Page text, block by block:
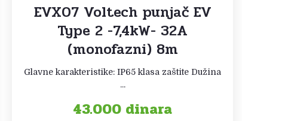
EVX07 Voltech punjač EV
Type 2 -7,4kW- 32A
(monofazni) 8m
Glavne karakteristike: IP65 klasa zaštite Dužina
...
43.000 dinara